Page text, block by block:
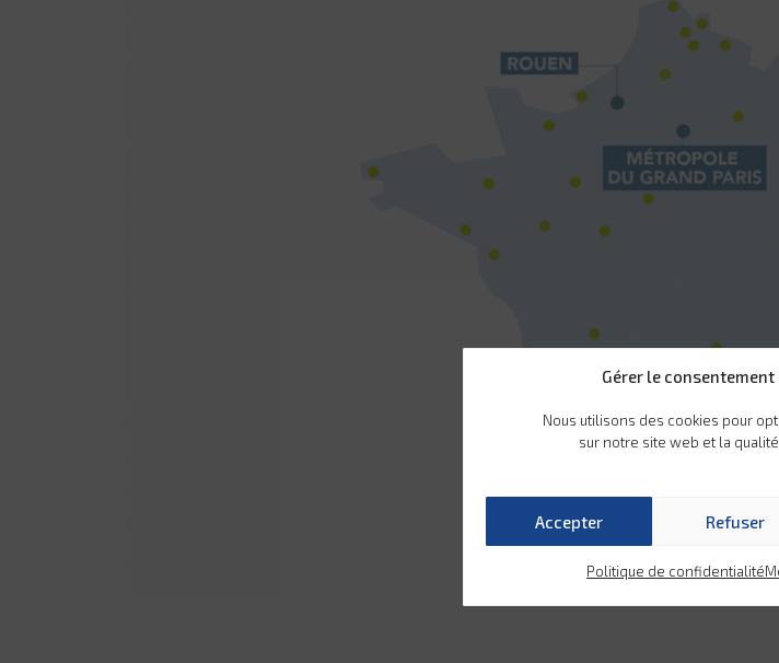
Gérer le
Nous utilisons des cookies pour
sur notre site web et la
Accepter Refuser
Politique de confidentialité